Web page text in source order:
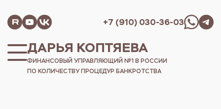
+7 (910) 030-36-03
ДАРЬЯ КОПТЯЕВА
ФИНАНСОВЫЙ УПРАВЛЯЮЩИЙ №1 В РОССИИ
ПО КОЛИЧЕСТВУ ПРОЦЕДУР БАНКРОТСТВА